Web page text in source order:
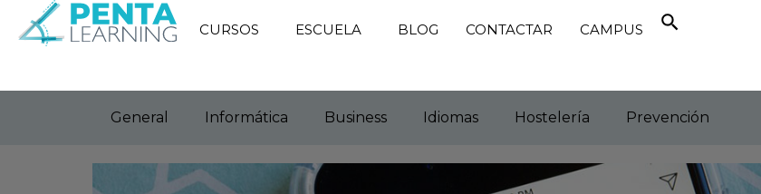
CURSOS ESCUELA BLOG CONTACTAR CAMPUS
General Informática Business Idiomas Hostelería Prevención